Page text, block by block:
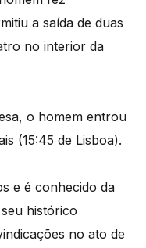
a saída de duas
no interior da
o homem entrou
(15:45 de Lisboa).
e é conhecido da
histórico
no ato de